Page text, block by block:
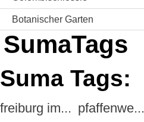
Botanischer Garten
SumaTags
Suma Tags:
freiburg im... pfaffenwe...